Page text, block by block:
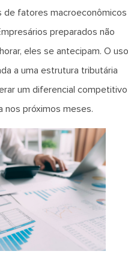
de fatores macroeconômicos
preparados não
eles se antecipam. O uso
a uma estrutura tributária
um diferencial competitivo
nos próximos meses.